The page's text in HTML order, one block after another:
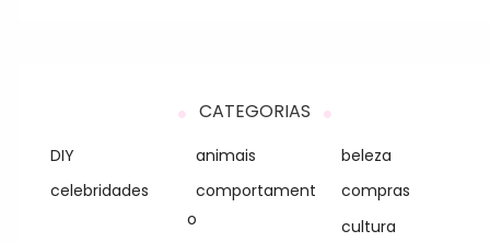
CATEGORIAS
DIY animais
beleza
celebridades
comportament
o
compras
cultura